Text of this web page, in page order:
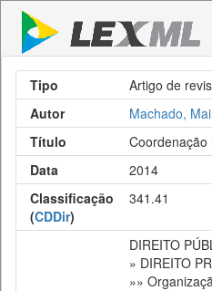
Tipo
Artigo de
Autor
Machado,
Título
Coordenação
Data
2014
Classificação
(CDDir)
341.41
DIREITO
» DIREITO
»»